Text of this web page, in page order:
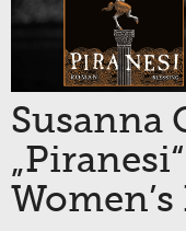
Susanna